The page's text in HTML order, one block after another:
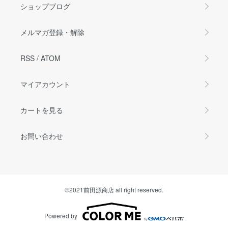
ショップブログ
メルマガ登録・解除
RSS / ATOM
マイアカウント
カートを見る
お問い合わせ
©2021前田源商店 all right reserved.
Powered by